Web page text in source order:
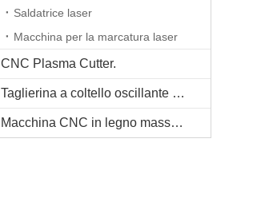
Saldatrice laser
Macchina per la marcatura laser
CNC Plasma Cutter.
Taglierina a coltello oscillante CNC
Macchina CNC in legno massello